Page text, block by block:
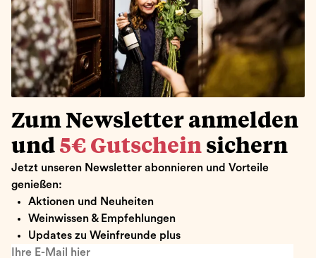
Zum Newsletter anmelden
und 5€ Gutschein sichern
Jetzt unseren Newsletter abonnieren und Vorteile
genießen:
Aktionen und Neuheiten
Weinwissen & Empfehlungen
Updates zu Weinfreunde plus
Ihre E-Mail hier